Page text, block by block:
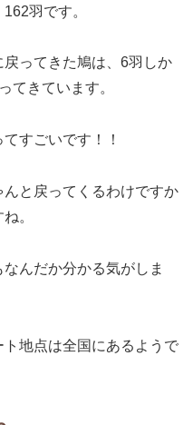
羽です。
ってきた鳩は、6羽しか
てきています。
すごいです！！
と戻ってくるわけですか
。
んだか分かる気がしま
地点は全国にあるようで